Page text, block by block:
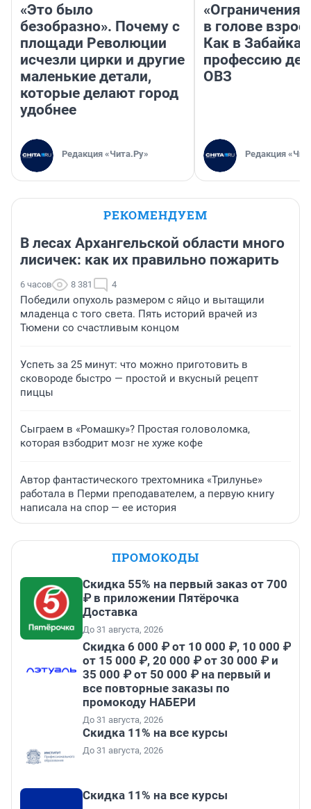
«Это было
безобразно». Почему с
площади Революции
исчезли цирки и другие
маленькие детали,
которые делают город
удобнее
Редакция «Чита.Ру»
«Ограничения
в голове
Как в
профессию
ОВЗ
Редакция
РЕКОМЕНДУЕМ
В лесах Архангельской области много
лисичек: как их правильно пожарить
6 часов 8 381 4
Победили опухоль размером с яйцо и вытащили
младенца с того света. Пять историй врачей из
Тюмени со счастливым концом
Успеть за 25 минут: что можно приготовить в
сковороде быстро — простой и вкусный рецепт
пиццы
Сыграем в «Ромашку»? Простая головоломка,
которая взбодрит мозг не хуже кофе
Автор фантастического трехтомника «Трилунье»
работала в Перми преподавателем, а первую книгу
написала на спор — ее история
ПРОМОКОДЫ
Скидка 55% на первый заказ от 700
₽ в приложении Пятёрочка
Доставка
До 31 августа, 2026
Скидка 6 000 ₽ от 10 000 ₽, 10 000 ₽
от 15 000 ₽, 20 000 ₽ от 30 000 ₽ и
35 000 ₽ от 50 000 ₽ на первый и
все повторные заказы по
промокоду НАБЕРИ
До 31 августа, 2026
Скидка 11% на все курсы
До 31 августа, 2026
Скидка 11% на все курсы